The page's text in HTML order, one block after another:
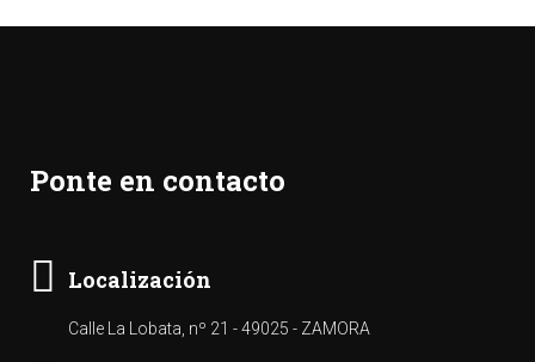
Ponte en contacto
Localización
Calle La Lobata, nº 21 - 49025 - ZAMORA